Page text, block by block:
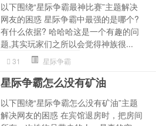
以下围绕“星际争霸最神比赛”主题解决
网友的困惑 星际争霸中最强的是哪个?
有什么依据? 哈哈哈这是一个有趣的问
题,其实玩家们之所以会觉得神族很...
31 星际争霸
星际争霸怎么没有矿油
以下围绕“星际争霸怎么没有矿油”主题
解决网友的困惑 在宾馆退房时，把房间